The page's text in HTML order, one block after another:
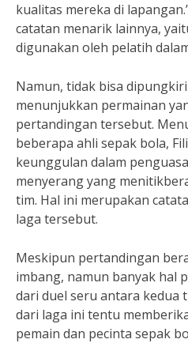
kualitas mereka di
catatan menarik lainnya,
digunakan oleh pelatih
Namun, tidak bisa
menunjukkan permainan
pertandingan tersebut.
beberapa ahli sepak bola,
keunggulan dalam
menyerang yang
tim. Hal ini merupakan
laga tersebut.
Meskipun pertandingan
imbang, namun banyak hal
dari duel seru antara kedua
dari laga ini tentu
pemain dan pecinta sepak